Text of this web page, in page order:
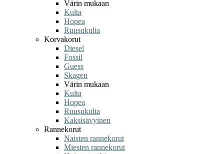
Värin mukaan
Kulta
Hopea
Ruusukulta
Korvakorut
Diesel
Fossil
Guess
Skagen
Värin mukaan
Kulta
Hopea
Ruusukulta
Kaksisävyinen
Rannekorut
Naisten rannekorut
Miesten rannekorut